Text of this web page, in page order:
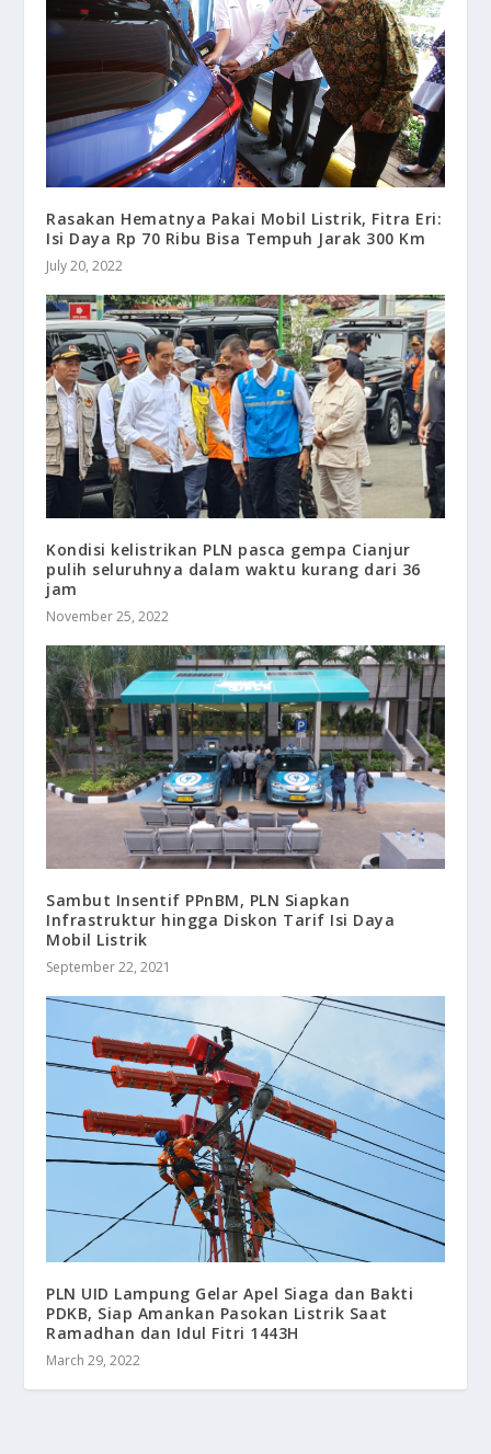
Rasakan Hematnya Pakai Mobil Listrik, Fitra Eri:
Isi Daya Rp 70 Ribu Bisa Tempuh Jarak 300 Km
July 20, 2022
Kondisi kelistrikan PLN pasca gempa Cianjur
pulih seluruhnya dalam waktu kurang dari 36
jam
November 25, 2022
Sambut Insentif PPnBM, PLN Siapkan
Infrastruktur hingga Diskon Tarif Isi Daya
Mobil Listrik
September 22, 2021
PLN UID Lampung Gelar Apel Siaga dan Bakti
PDKB, Siap Amankan Pasokan Listrik Saat
Ramadhan dan Idul Fitri 1443H
March 29, 2022